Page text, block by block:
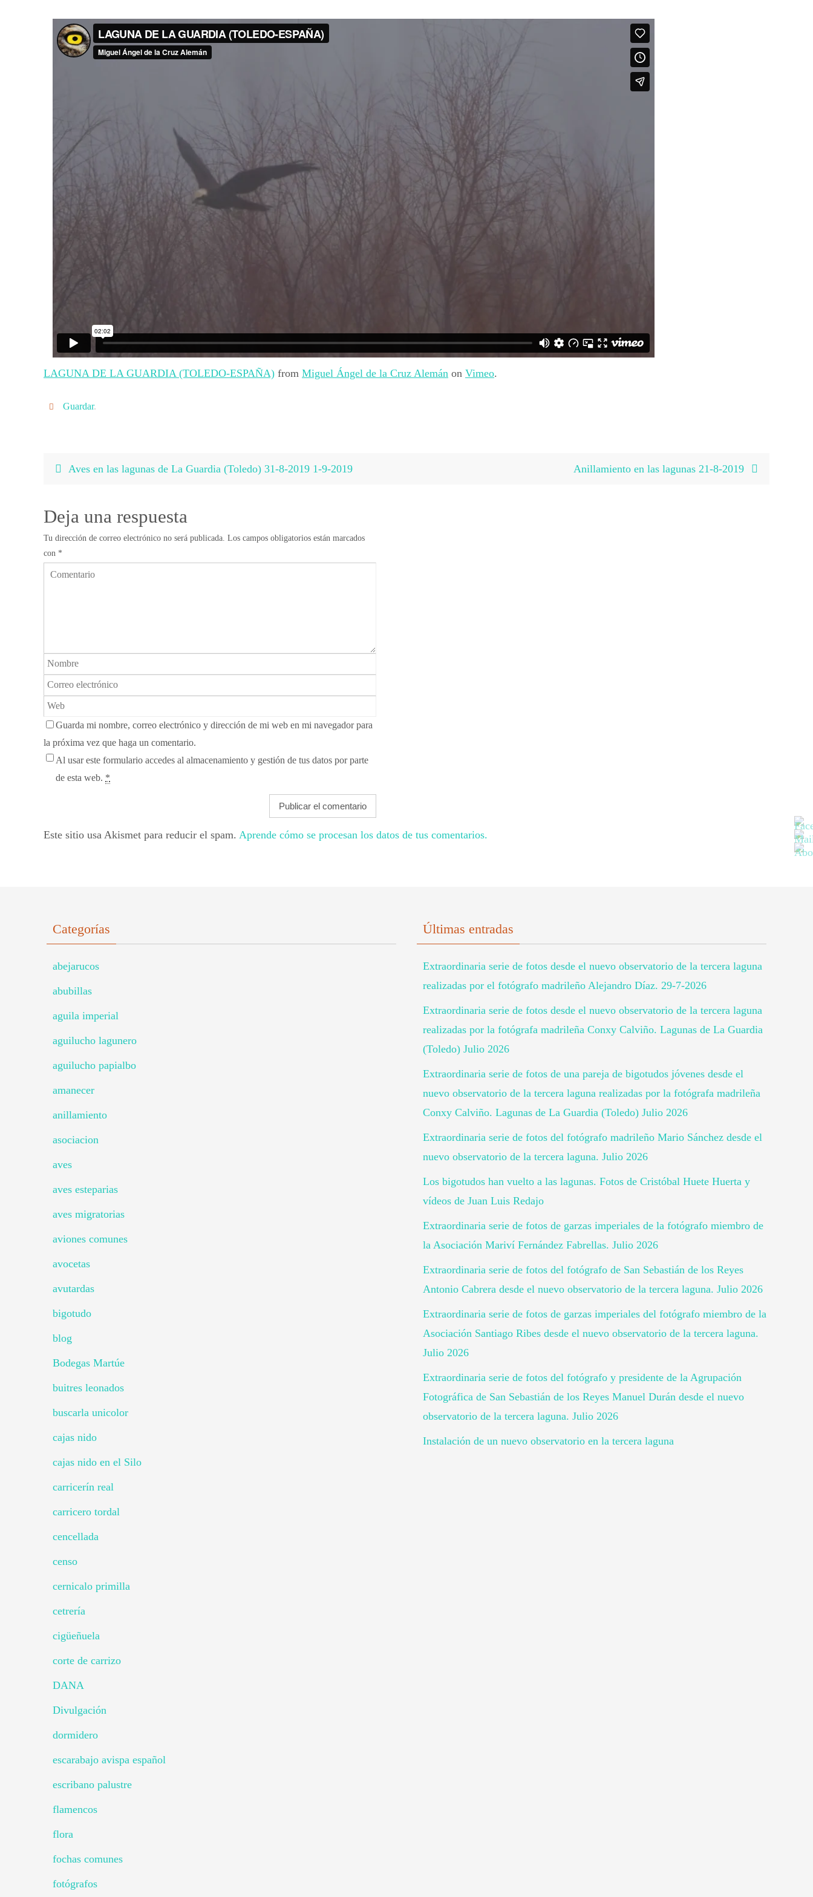
LAGUNA DE LA GUARDIA (TOLEDO-ESPAÑA) from Miguel Ángel de la Cruz Alemán on Vimeo.
Guardar.
Aves en las lagunas de La Guardia (Toledo) 31-8-2019 1-9-2019 Anillamiento en las lagunas 21-8-2019
Deja una respuesta
Tu dirección de correo electrónico no será publicada. Los campos obligatorios están marcados
con *
Guarda mi nombre, correo electrónico y dirección de mi web en mi navegador para
la próxima vez que haga un comentario.
Al usar este formulario accedes al almacenamiento y gestión de tus datos por parte
de esta web. *
Este sitio usa Akismet para reducir el spam. Aprende cómo se procesan los datos de tus comentarios.
Categorías
abejarucos
abubillas
aguila imperial
aguilucho lagunero
aguilucho papialbo
amanecer
anillamiento
asociacion
aves
aves esteparias
aves migratorias
aviones comunes
avocetas
avutardas
bigotudo
blog
Bodegas Martúe
buitres leonados
buscarla unicolor
cajas nido
cajas nido en el Silo
carricerín real
carricero tordal
cencellada
censo
cernicalo primilla
cetrería
cigüeñuela
corte de carrizo
DANA
Divulgación
dormidero
escarabajo avispa español
escribano palustre
flamencos
flora
fochas comunes
fotógrafos
Últimas entradas
Extraordinaria serie de fotos desde el nuevo observatorio de la tercera laguna
realizadas por el fotógrafo madrileño Alejandro Díaz. 29-7-2026
Extraordinaria serie de fotos desde el nuevo observatorio de la tercera laguna
realizadas por la fotógrafa madrileña Conxy Calviño. Lagunas de La Guardia
(Toledo) Julio 2026
Extraordinaria serie de fotos de una pareja de bigotudos jóvenes desde el
nuevo observatorio de la tercera laguna realizadas por la fotógrafa madrileña
Conxy Calviño. Lagunas de La Guardia (Toledo) Julio 2026
Extraordinaria serie de fotos del fotógrafo madrileño Mario Sánchez desde el
nuevo observatorio de la tercera laguna. Julio 2026
Los bigotudos han vuelto a las lagunas. Fotos de Cristóbal Huete Huerta y
vídeos de Juan Luis Redajo
Extraordinaria serie de fotos de garzas imperiales de la fotógrafo miembro de
la Asociación Mariví Fernández Fabrellas. Julio 2026
Extraordinaria serie de fotos del fotógrafo de San Sebastián de los Reyes
Antonio Cabrera desde el nuevo observatorio de la tercera laguna. Julio 2026
Extraordinaria serie de fotos de garzas imperiales del fotógrafo miembro de la
Asociación Santiago Ribes desde el nuevo observatorio de la tercera laguna.
Julio 2026
Extraordinaria serie de fotos del fotógrafo y presidente de la Agrupación
Fotográfica de San Sebastián de los Reyes Manuel Durán desde el nuevo
observatorio de la tercera laguna. Julio 2026
Instalación de un nuevo observatorio en la tercera laguna